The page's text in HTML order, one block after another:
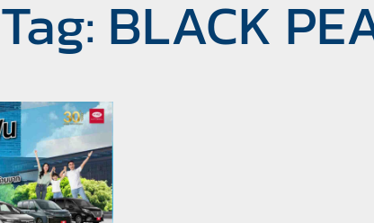
Tag: BLACK